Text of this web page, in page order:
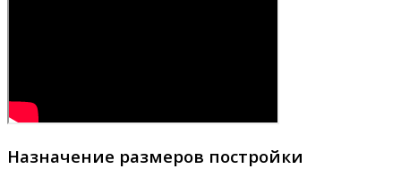
Назначение размеров постройки